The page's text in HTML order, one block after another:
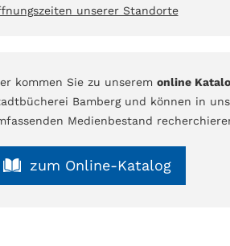
unserer Standorte
kommen Sie zu unserem online
Bamberg und können in
Medienbestand
zum Online-Katalog